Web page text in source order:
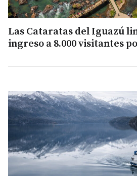
Las Cataratas del Iguazú
ingreso a 8.000 visitantes